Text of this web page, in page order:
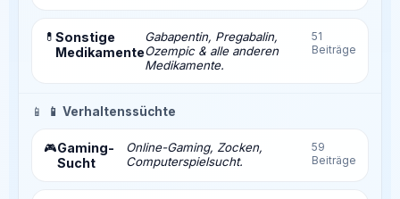
💊 Sonstige
Medikamente
Gabapentin, Pregabalin,
Ozempic & alle anderen
Medikamente.
51
Beiträge
📱 📱 Verhaltenssüchte
🎮Gaming-
Sucht
Online-Gaming, Zocken,
Computerspielsucht.
59
Beiträge